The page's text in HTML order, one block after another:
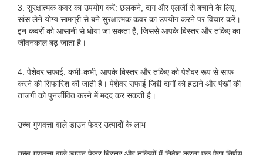
3. सुरक्षात्मक कवर का उपयोग करें: छलकने, दाग और एलर्जी से बचाने के लिए,
सांस लेने योग्य सामग्री से बने सुरक्षात्मक कवर का उपयोग करने पर विचार करें।
इन कवरों को आसानी से धोया जा सकता है, जिससे आपके बिस्तर और तकिए का
जीवनकाल बढ़ जाता है।
4. पेशेवर सफाई: कभी-कभी, आपके बिस्तर और तकिए को पेशेवर रूप से साफ
करने की सिफारिश की जाती है। पेशेवर सफाई जिद्दी दागों को हटाने और पंखों की
ताजगी को पुनर्जीवित करने में मदद कर सकती है।
उच्च गुणवत्ता वाले डाउन फेदर उत्पादों के लाभ